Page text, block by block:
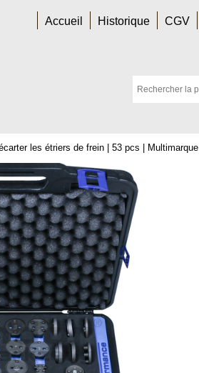
Accueil Historique CGV
les étriers de frein | 53 pcs | Multimarque